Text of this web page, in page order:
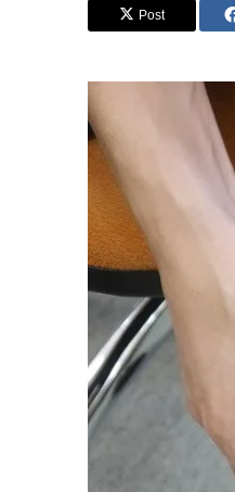
Post